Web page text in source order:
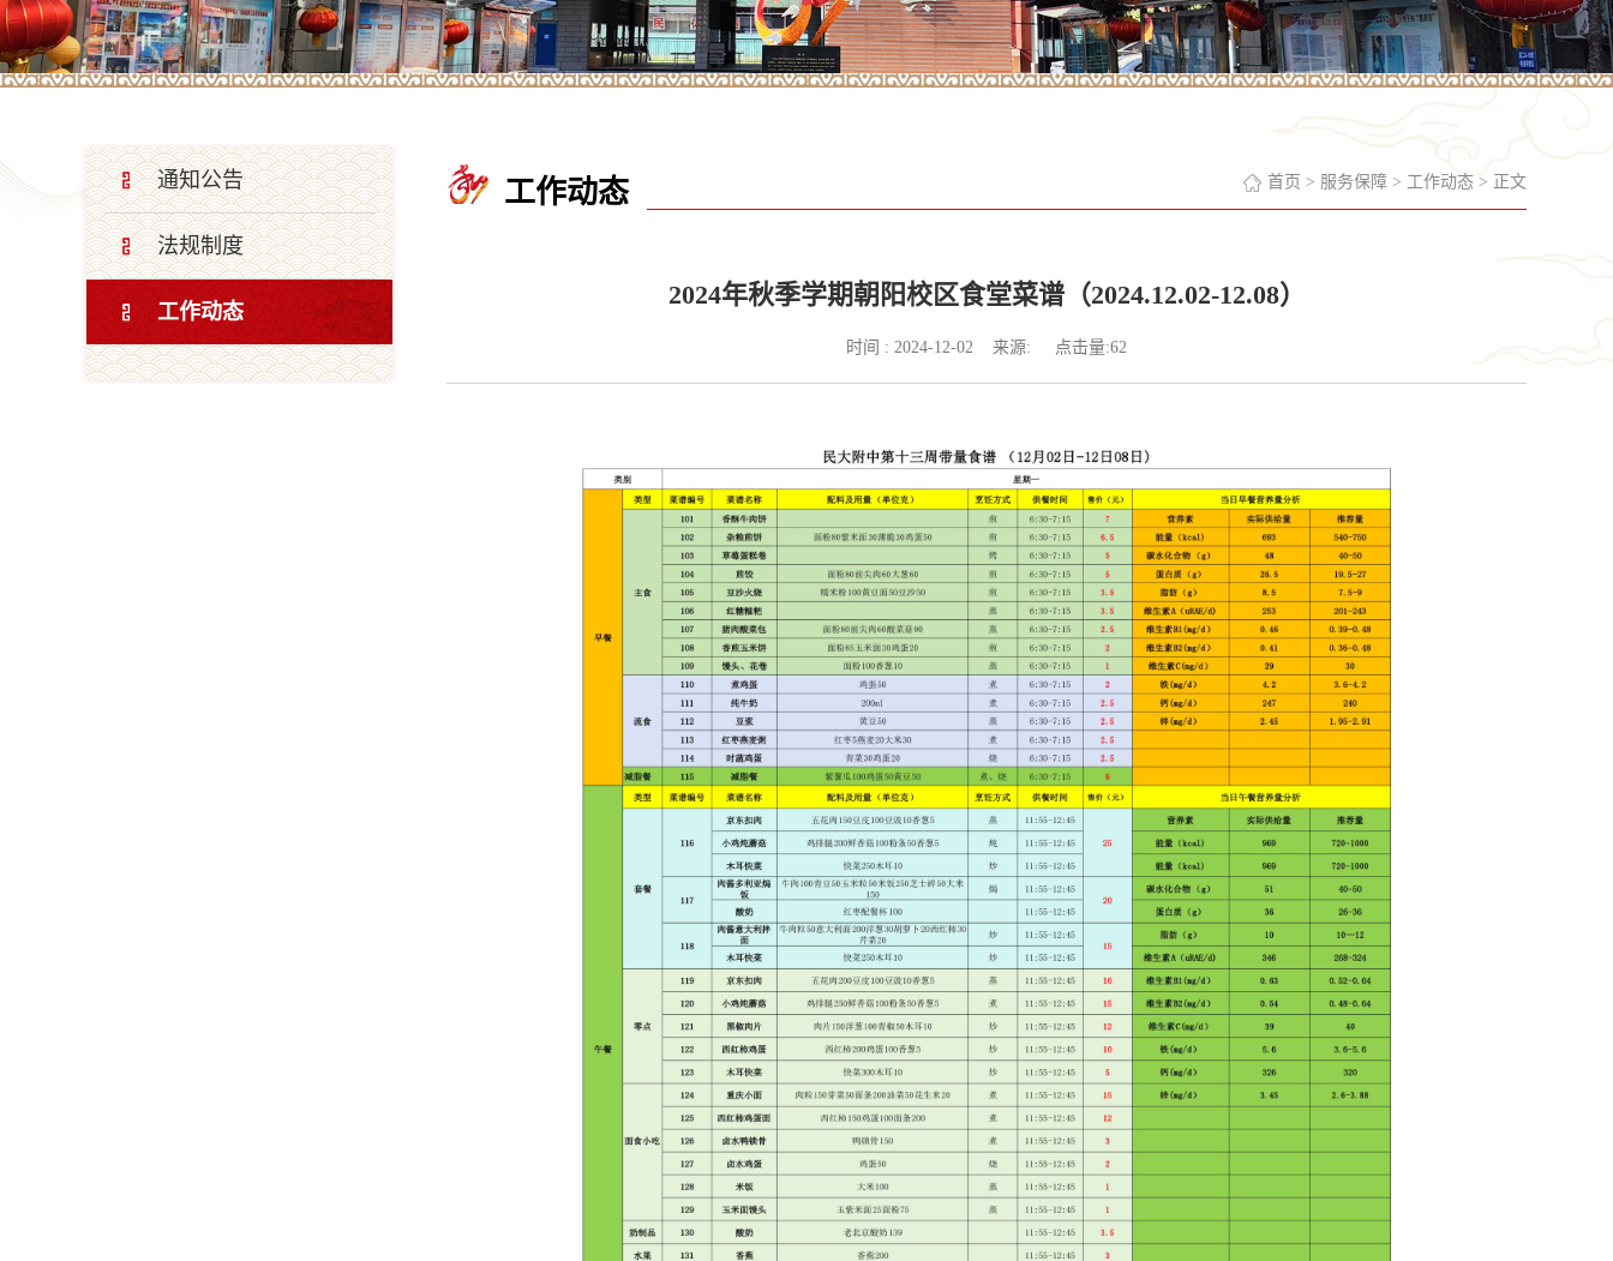
通知公告
法规制度
工作动态
首页 > 服务保障 > 工作动态 > 正文
工作动态
2024年秋季学期朝阳校区食堂菜谱（2024.12.02-12.08）
时间 : 2024-12-02 来源: 点击量:62